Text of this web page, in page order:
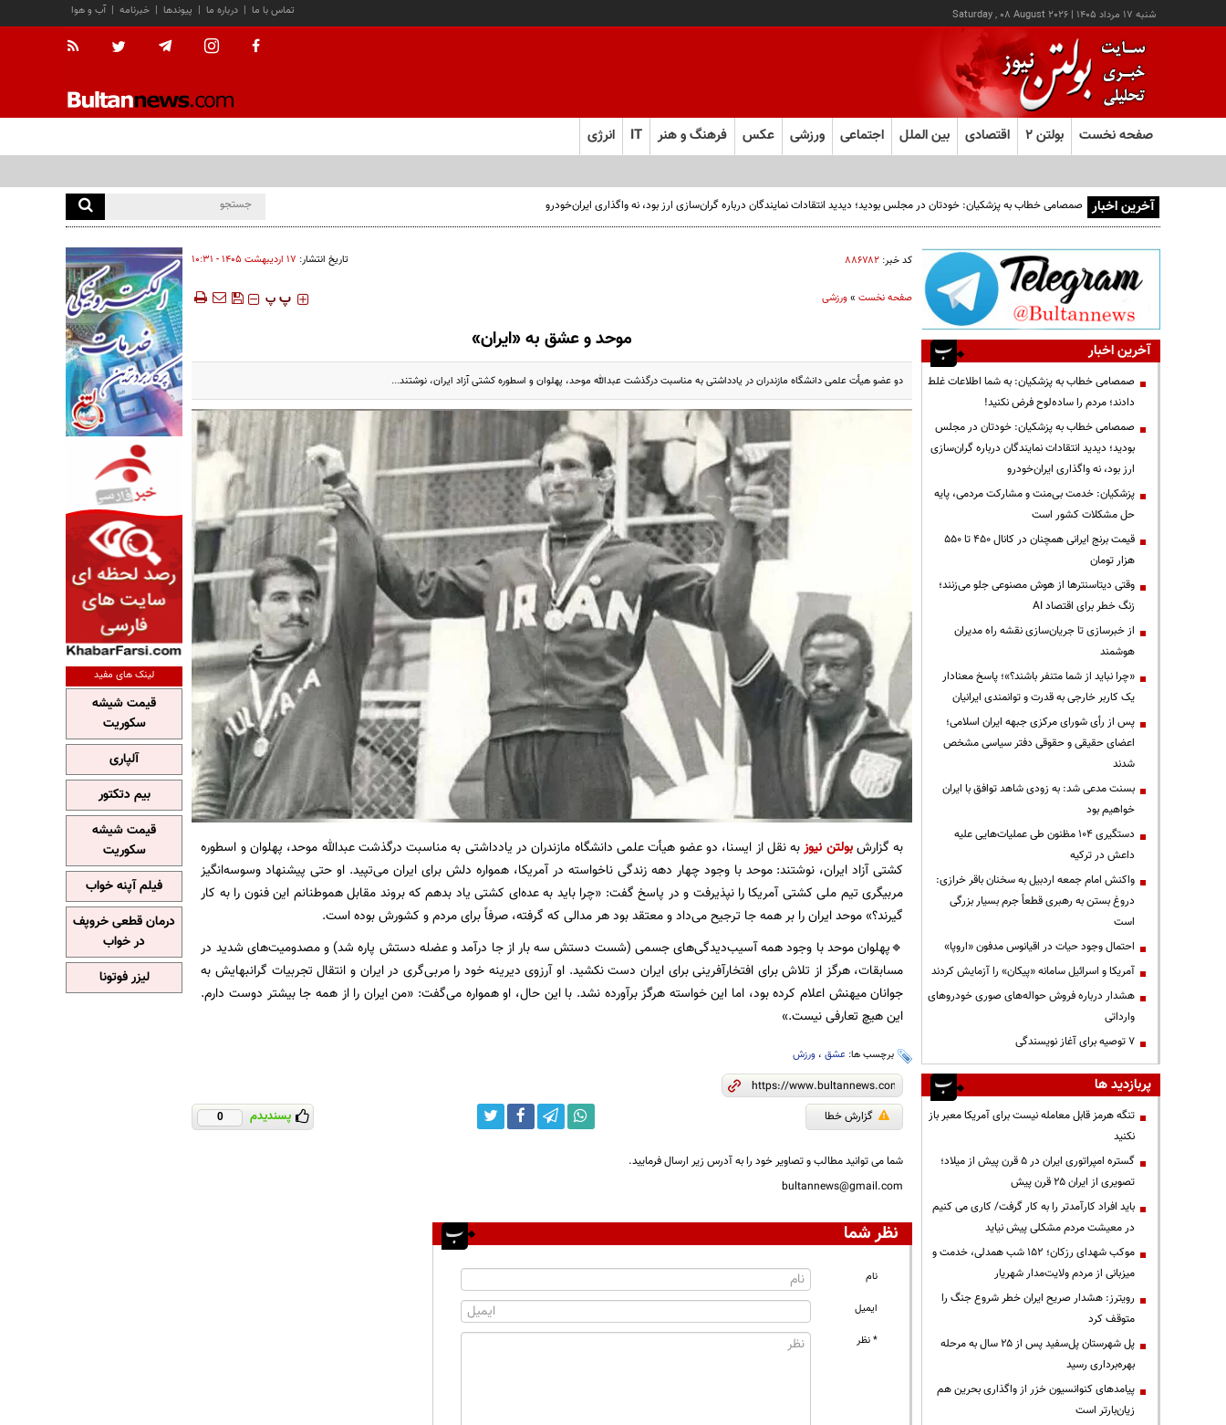
شنبه ۱۷ مرداد ۱۴۰۵ |
Saturday , 08 August 2026 آب و هوا | خبرنامه | پیوندها | درباره ما | تماس با ما
صفحه نخست بولتن ۲ اقتصادی بین الملل اجتماعی ورزشی عکس فرهنگ و هنر IT انرژی
آخرین اخبار صمصامی خطاب به پزشکیان: خودتان در مجلس بودید؛ دیدید انتقادات نمایندگان درباره گران‌سازی ارز بود، نه واگذاری ایران‌خودرو
کد خبر: ۸۸۶۷۸۲ تاریخ انتشار: ۱۷ ارديبهشت ۱۴۰۵ - ۱۰:۳۱
صفحه نخست»ورزشی ‍‍‍ پ پ
موحد و عشق به «ایران»
دو عضو هیأت علمی دانشگاه مازندران در یادداشتی به مناسبت درگذشت عبدالله موحد، پهلوان و اسطوره کشتی آزاد ایران، نوشتند...
به گزارشبولتن نیوزبه نقل از ایسنا، دو عضو هیأت علمی دانشگاه مازندران در یادداشتی به مناسبت درگذشت عبدالله موحد، پهلوان و اسطوره
کشتی آزاد ایران، نوشتند: موحد با وجود چهار دهه زندگی ناخواسته در آمریکا، همواره دلش برای ایران می‌تپید. او حتی پیشنهاد وسوسه‌انگیز
مربیگری تیم ملی کشتی آمریکا را نپذیرفت و در پاسخ گفت: «چرا باید به عده‌ای کشتی یاد بدهم که بروند مقابل هموطنانم این فنون را به کار
گیرند؟» موحد ایران را بر همه جا ترجیح می‌داد و معتقد بود هر مدالی که گرفته، صرفاً برای مردم و کشورش بوده است.
🔹پهلوان موحد با وجود همه آسیب‌دیدگی‌های جسمی (شست دستش سه بار از جا درآمد و عضله دستش پاره شد) و مصدومیت‌های شدید در
مسابقات، هرگز از تلاش برای افتخارآفرینی برای ایران دست نکشید. او آرزوی دیرینه خود را مربی‌گری در ایران و انتقال تجربیات گرانبهایش به
جوانان میهنش اعلام کرده بود، اما این خواسته هرگز برآورده نشد. با این حال، او همواره می‌گفت: «من ایران را از همه جا بیشتر دوست دارم.
این هیچ تعارفی نیست.»
برچسب ها: عشق، ورزش
گزارش خطا پسندیدم 0
شما می توانید مطالب و تصاویر خود را به آدرس زیر ارسال فرمایید.
bultannews@gmail.com
نظر شما
نام
ایمیل
* نظر
آخرین اخبار
صمصامی خطاب به پزشکیان: به شما اطلاعات غلط
دادند؛ مردم را ساده‌لوح فرض نکنید!
صمصامی خطاب به پزشکیان: خودتان در مجلس
بودید؛ دیدید انتقادات نمایندگان درباره گران‌سازی
ارز بود، نه واگذاری ایران‌خودرو
پزشکیان: خدمت بی‌منت و مشارکت مردمی، پایه
حل مشکلات کشور است
قیمت‌ برنج ایرانی همچنان در کانال ۴۵۰ تا ۵۵۰
هزار تومان
وقتی دیتاسنترها از هوش مصنوعی جلو می‌زنند؛
زنگ خطر برای اقتصاد AI
از خبرسازی تا جریان‌سازی نقشه راه مدیران
هوشمند
«چرا نباید از شما متنفر باشند؟»؛ پاسخ معنادار
یک کاربر خارجی به قدرت و توانمندی ایرانیان
پس از رأی شورای مرکزی جبهه ایران اسلامی؛
اعضای حقیقی و حقوقی دفتر سیاسی مشخص
شدند
بسنت مدعی شد: به زودی شاهد توافق با ایران
خواهیم بود
دستگیری ۱۰۴ مظنون طی عملیات‌هایی علیه
داعش در ترکیه
واکنش امام جمعه اردبیل به سخنان باقر خرازی:
دروغ بستن به رهبری قطعاً جرم بسیار بزرگی
است
احتمال وجود حیات در اقیانوس مدفون «اروپا»
آمریکا و اسرائیل سامانه «پیکان» را آزمایش کردند
هشدار درباره فروش حواله‌های صوری خودروهای
وارداتی
۷ توصیه برای آغاز نویسندگی
پربازدید ها
تنگه هرمز قابل معامله نیست برای آمریکا معبر باز
نکنید
گستره امپراتوری ایران در ۵ قرن پیش از میلاد؛
تصویری از ایران ۲۵ قرن پیش
باید افراد کارآمدتر را به کار گرفت/ کاری می کنیم
در معیشت مردم مشکلی پیش نیاید
موکب شهدای رزکان؛ ۱۵۲ شب همدلی، خدمت و
میزبانی از مردم ولایت‌مدار شهریار
رویترز: هشدار صریح ایران خطر شروع جنگ را
متوقف کرد
پل شهرستان پل‌سفید پس از ۲۵ سال به مرحله
بهره‌برداری رسید
پیامدهای کنوانسیون خزر از واگذاری بحرین هم
زیان‌بارتر است
لینک های مفید
قیمت شیشه
سکوریت
آلپاری
بیم دتکتور
قیمت شیشه
سکوریت
فیلم آپنه خواب
درمان قطعی خروپف
در خواب
لیزر فوتونا